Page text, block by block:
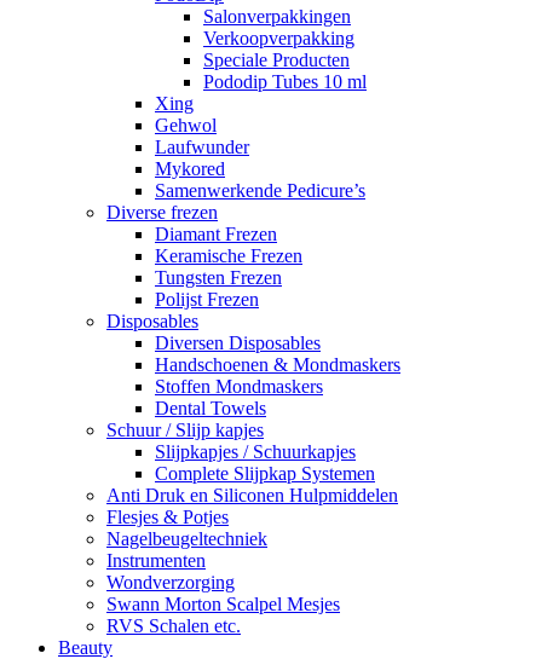
Salonverpakkingen
Verkoopverpakking
Speciale Producten
Pododip Tubes 10 ml
Xing
Gehwol
Laufwunder
Mykored
Samenwerkende Pedicure’s
Diverse frezen
Diamant Frezen
Keramische Frezen
Tungsten Frezen
Polijst Frezen
Disposables
Diversen Disposables
Handschoenen & Mondmaskers
Stoffen Mondmaskers
Dental Towels
Schuur / Slijp kapjes
Slijpkapjes / Schuurkapjes
Complete Slijpkap Systemen
Anti Druk en Siliconen Hulpmiddelen
Flesjes & Potjes
Nagelbeugeltechniek
Instrumenten
Wondverzorging
Swann Morton Scalpel Mesjes
RVS Schalen etc.
Beauty